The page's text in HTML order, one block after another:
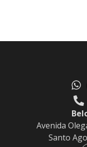
Avenida
Santo